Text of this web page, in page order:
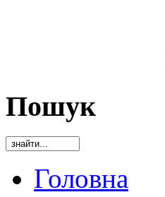
Пошук
Головна